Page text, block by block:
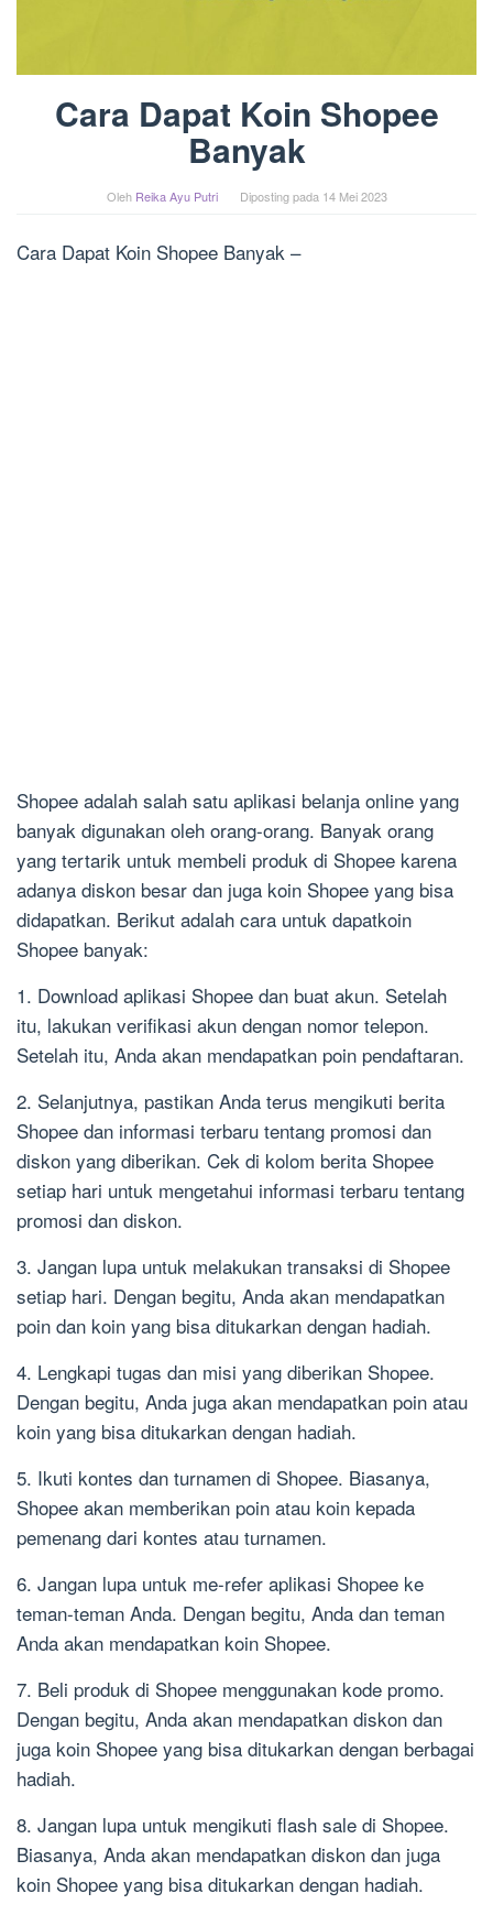
Cara Dapat Koin Shopee
Banyak
Oleh Reika Ayu Putri Diposting pada 14 Mei 2023
Cara Dapat Koin Shopee Banyak –
Shopee adalah salah satu aplikasi belanja online yang
banyak digunakan oleh orang-orang. Banyak orang
yang tertarik untuk membeli produk di Shopee karena
adanya diskon besar dan juga koin Shopee yang bisa
didapatkan. Berikut adalah cara untuk dapatkoin
Shopee banyak:
1. Download aplikasi Shopee dan buat akun. Setelah
itu, lakukan verifikasi akun dengan nomor telepon.
Setelah itu, Anda akan mendapatkan poin pendaftaran.
2. Selanjutnya, pastikan Anda terus mengikuti berita
Shopee dan informasi terbaru tentang promosi dan
diskon yang diberikan. Cek di kolom berita Shopee
setiap hari untuk mengetahui informasi terbaru tentang
promosi dan diskon.
3. Jangan lupa untuk melakukan transaksi di Shopee
setiap hari. Dengan begitu, Anda akan mendapatkan
poin dan koin yang bisa ditukarkan dengan hadiah.
4. Lengkapi tugas dan misi yang diberikan Shopee.
Dengan begitu, Anda juga akan mendapatkan poin atau
koin yang bisa ditukarkan dengan hadiah.
5. Ikuti kontes dan turnamen di Shopee. Biasanya,
Shopee akan memberikan poin atau koin kepada
pemenang dari kontes atau turnamen.
6. Jangan lupa untuk me-refer aplikasi Shopee ke
teman-teman Anda. Dengan begitu, Anda dan teman
Anda akan mendapatkan koin Shopee.
7. Beli produk di Shopee menggunakan kode promo.
Dengan begitu, Anda akan mendapatkan diskon dan
juga koin Shopee yang bisa ditukarkan dengan berbagai
hadiah.
8. Jangan lupa untuk mengikuti flash sale di Shopee.
Biasanya, Anda akan mendapatkan diskon dan juga
koin Shopee yang bisa ditukarkan dengan hadiah.